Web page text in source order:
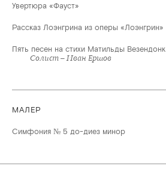
Увертюра «Фауст»
Рассказ Лоэнгрина из оперы «Лоэнгрин»
Пять песен на стихи Матильды Везендонк
Солист – Иван Ершов
МАЛЕР
Симфония № 5 до-диез минор